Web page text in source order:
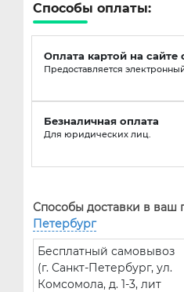
Способы оплаты:
Оплата картой на сайте
Предоставляется
Безналичная оплата
Для юридических лиц.
Способы доставки в ваш
Петербург
Бесплатный самовывоз
(г. Санкт-Петербург, ул.
Комсомола, д. 1-3, лит